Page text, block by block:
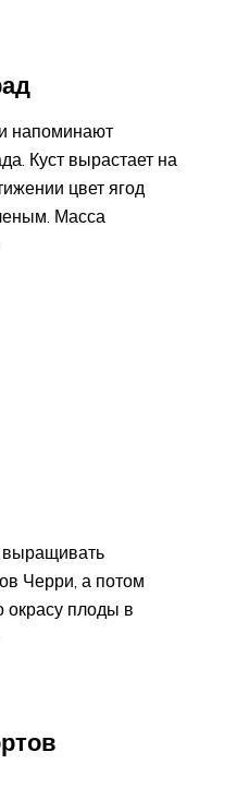
напоминают
Куст вырастает на
цвет ягод
Масса
Черри, а потом
окрасу плоды в